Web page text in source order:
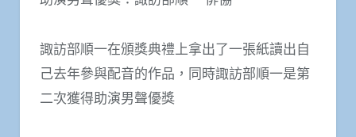
諏訪部順一在頒獎典禮上拿出了一張紙讀出自
己去年參與配音的作品，同時諏訪部順一是第
二次獲得助演男聲優獎